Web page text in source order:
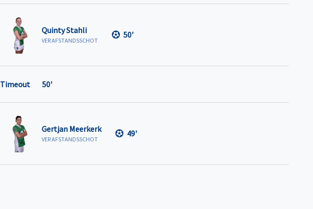
Quinty Stahli
VER AFSTANDSSCHOT
50'
Timeout 50'
Gertjan Meerkerk
VER AFSTANDSSCHOT
49'